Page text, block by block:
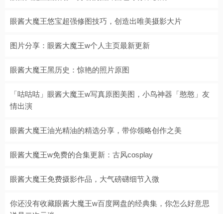
眼酱大魔王悠宝超强修图技巧，创造出唯美摄影大片
图片分享：眼酱大魔王w个人主页最新更新
眼酱大魔王黑历史：惊艳的照片原图
「咕咕咕」眼酱大魔王w写真原图美图，小鸟神器「憨憨」友
情出演
眼酱大魔王油光精油的精选分享，带你领略创作之美
眼酱大魔王w免费的合集更新：古风cosplay
眼酱大魔王免费摄影作品，大气磅礴细节入微
你还没有收藏眼酱大魔王w百度网盘的经典集，你怎么好意思